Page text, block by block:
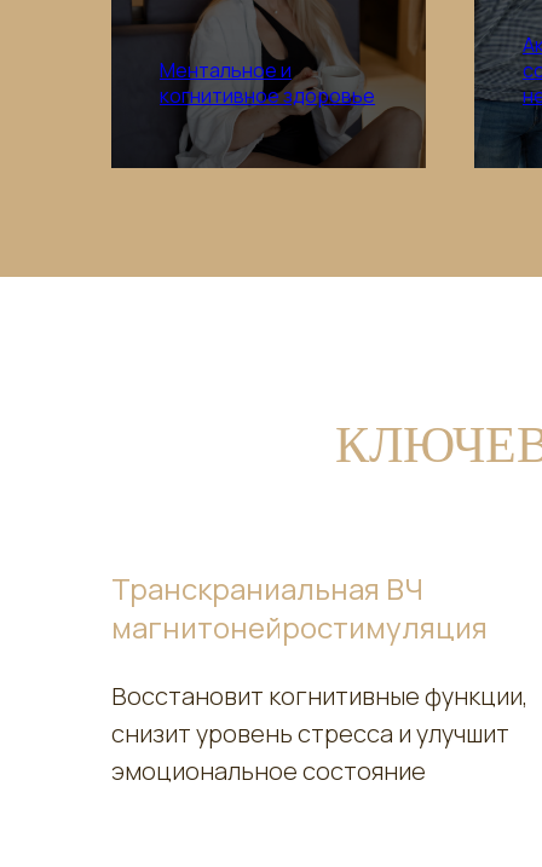
Ментальное и
когнитивное здоровье
Подробнее
Транскраниальная ВЧ
магнитонейростимуляция
Восстановит когнитивные функции,
снизит уровень стресса и улучшит
эмоциональное состояние